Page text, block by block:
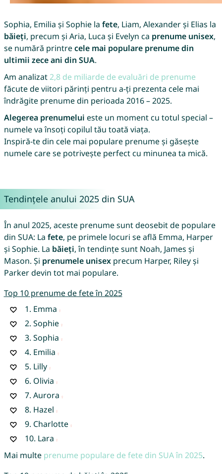
Sophia, Emilia și Sophie la fete, Liam, Alexander și Elias la
băieți, precum și Aria, Luca și Evelyn ca prenume unisex,
se numără printrecele mai populare prenume din
ultimii zece ani din SUA.
Am analizat2,8 de miliarde de evaluări de prenume
făcute de viitori părinți pentru a-ți prezenta cele mai
îndrăgite prenume din perioada 2016 – 2025.
Alegerea prenumelui este un moment cu totul special –
numele va însoți copilul tău toată viața.
Inspiră-te din cele mai populare prenume și găsește
numele care se potrivește perfect cu minunea ta mică.
Tendințele anului 2025 din SUA
În anul 2025, aceste prenume sunt deosebit de populare
din SUA: La fete, pe primele locuri se află Emma, Harper
și Sophie. La băieți, în tendințe sunt Noah, James și
Mason. Și prenumele unisexprecum Harper, Riley și
Parker devin tot mai populare.
Top 10 prenume de fete în 2025
1. Emma
2. Sophie
3. Sophia
4. Emilia
5. Lilly
6. Olivia
7. Aurora
8. Hazel
9. Charlotte
10. Lara
Mai multe prenume populare de fete din SUA în 2025.